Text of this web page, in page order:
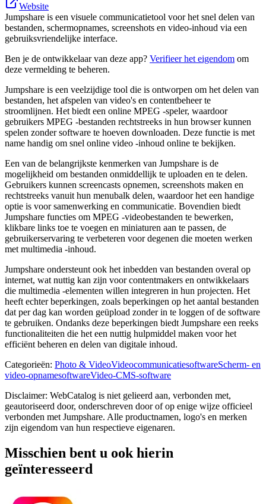
Website
Jumpshare is een visuele communicatietool voor het snel delen van
bestanden, schermopnames, screenshots en video-inhoud via een
gebruiksvriendelijke interface.
Ben je de ontwikkelaar van deze app? Verifieer het eigendom om
deze vermelding te beheren.
Jumpshare is een veelzijdige tool die is ontworpen om het delen van
bestanden, het afspelen van video's en contentbeheer te
stroomlijnen. Het biedt een online MPEG -speler, waardoor
gebruikers MPEG -bestanden rechtstreeks in hun browser kunnen
spelen zonder software te hoeven downloaden. Deze functie is met
name handig om snel online video -inhoud online te bekijken.
Een van de belangrijkste kenmerken van Jumpshare is de
mogelijkheid om bestanden onmiddellijk te uploaden en te delen.
Gebruikers kunnen screencasts opnemen, screenshots maken en
rechtstreeks vanuit hun menubalk delen, waardoor het een handige
optie is voor samenwerking en communicatie. Bovendien biedt
Jumpshare functies om MPEG -videobestanden te bewerken,
klikbare links toe te voegen en miniaturen aan te passen, de
gebruikerservaring te verbeteren voor degenen die moeten werken
met multimedia -inhoud.
Jumpshare ondersteunt ook het inbedden van bestanden overal op
internet, wat nuttig kan zijn voor contentmakers en ontwikkelaars
die multimedia -elementen willen integreren in hun projecten. Het
heeft echter beperkingen, zoals beperkingen op het aantal bestanden
dat per dag kan worden geüpload zonder in te loggen of de software
te gebruiken. Ondanks deze beperkingen biedt Jumpshare een reeks
functionaliteiten die het een nuttig hulpmiddel maken voor het
efficiënt beheren en delen van digitale inhoud.
Categorieën: Photo & VideoVideocommunicatiesoftwareScherm- en
video-opnamesoftwareVideo-CMS-software
Disclaimer: WebCatalog is niet gelieerd aan, verbonden met,
geautoriseerd door, onderschreven door of op enige wijze officieel
verbonden met Jumpshare. Alle productnamen, logo's en merken
zijn eigendom van hun respectieve eigenaren.
Misschien bent u ook hierin
geïnteresseerd